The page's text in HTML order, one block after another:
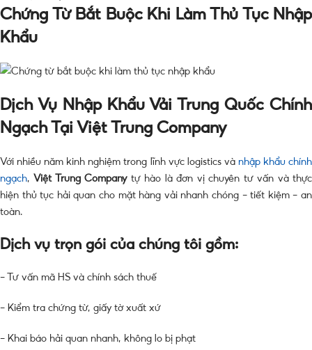
Chứng Từ Bắt Buộc Khi Làm Thủ Tục Nhập
Khẩu
Dịch Vụ Nhập Khẩu Vải Trung Quốc Chính
Ngạch Tại Việt Trung Company
Với nhiều năm kinh nghiệm trong lĩnh vực logistics và nhập khẩu chính
ngạch
Việt Trung Companytự hào là đơn vị chuyên tư vấn và thực
hiện thủ tục hải quan cho mặt hàng vải nhanh chóng – tiết kiệm – an
toàn.
Dịch vụ trọn gói của chúng tôi gồm:
– Tư vấn mã HS và chính sách thuế
– Kiểm tra chứng từ, giấy tờ xuất xứ
– Khai báo hải quan nhanh, không lo bị phạt